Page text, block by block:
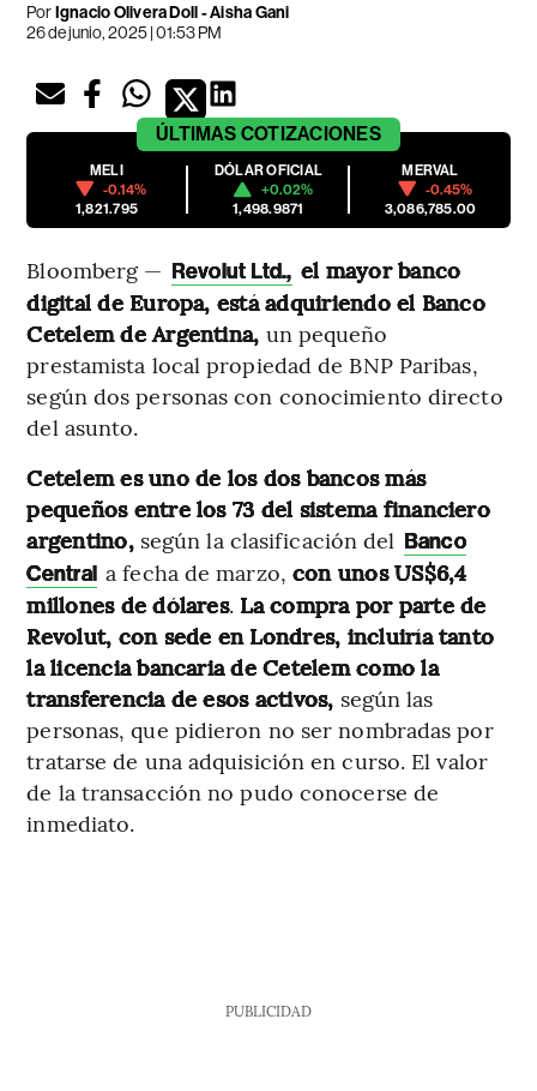
PorIgnacio Olivera Doll - Aisha Gani
26 de junio, 2025 | 01:53 PM
ÚLTIMAS COTIZACIONES
MELI
-0.14%
1,821.795
DÓLAR OFICIAL
+0.02%
1,498.9871
MERVAL
-0.45%
3,086,785.00
Bloomberg — Revolut Ltd., el mayor banco
digital de Europa, está adquiriendo el Banco
Cetelem de Argentina, un pequeño
prestamista local propiedad de BNP Paribas,
según dos personas con conocimiento directo
del asunto.
Cetelem es uno de los dos bancos más
pequeños entre los 73 del sistema financiero
argentino,según la clasificación del Banco
Central a fecha de marzo, con unos US$6,4
millones de dólares. La compra por parte de
Revolut, con sede en Londres, incluiría tanto
la licencia bancaria de Cetelem como la
transferencia de esos activos, según las
personas, que pidieron no ser nombradas por
tratarse de una adquisición en curso. El valor
de la transacción no pudo conocerse de
inmediato.
PUBLICIDAD